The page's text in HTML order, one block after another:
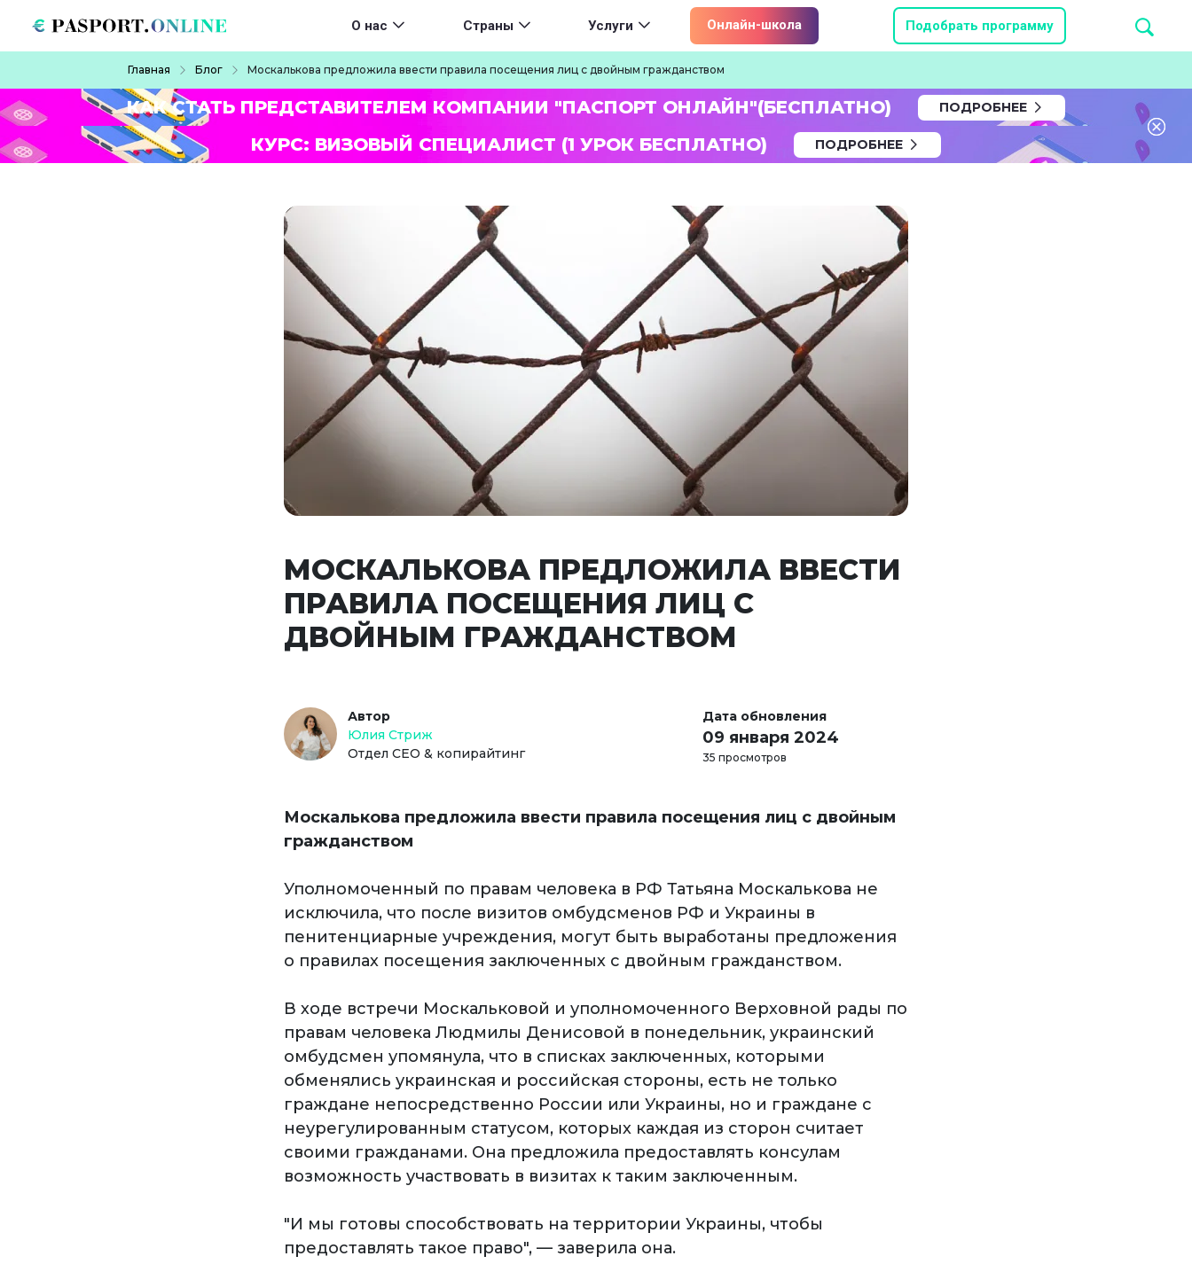
Main navigation
О нас Страны Услуги Онлайн-школа Подобрать программу
Главная Блог Москалькова предложила ввести правила посещения лиц с двойным гражданством
КАК СТАТЬ ПРЕДСТАВИТЕЛЕМ КОМПАНИИ "ПАСПОРТ ОНЛАЙН"(БЕСПЛАТНО) ПОДРОБНЕЕ
КУРС: ВИЗОВЫЙ СПЕЦИАЛИСТ (1 УРОК БЕСПЛАТНО) ПОДРОБНЕЕ
МОСКАЛЬКОВА ПРЕДЛОЖИЛА ВВЕСТИ
ПРАВИЛА ПОСЕЩЕНИЯ ЛИЦ С
ДВОЙНЫМ ГРАЖДАНСТВОМ
Автор
Юлия Стриж
Отдел СЕО & копирайтинг
Дата обновления
09 января 2024
35 просмотров
Москалькова предложила ввести правила посещения лиц с двойным
гражданством
Уполномоченный по правам человека в РФ Татьяна Москалькова не
исключила, что после визитов омбудсменов РФ и Украины в
пенитенциарные учреждения, могут быть выработаны предложения
о правилах посещения заключенных с двойным гражданством.
В ходе встречи Москальковой и уполномоченного Верховной рады по
правам человека Людмилы Денисовой в понедельник, украинский
омбудсмен упомянула, что в списках заключенных, которыми
обменялись украинская и российская стороны, есть не только
граждане непосредственно России или Украины, но и граждане с
неурегулированным статусом, которых каждая из сторон считает
своими гражданами. Она предложила предоставлять консулам
возможность участвовать в визитах к таким заключенным.
"И мы готовы способствовать на территории Украины, чтобы
предоставлять такое право", — заверила она.